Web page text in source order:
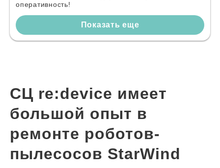
оперативность!
Показать еще
СЦ re:device имеет
большой опыт в
ремонте роботов-
пылесосов StarWind